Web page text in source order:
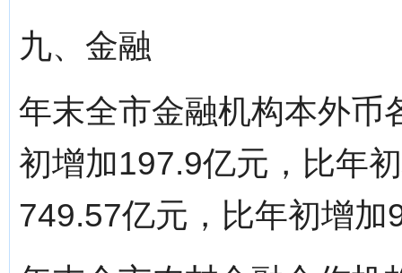
九、金融
年末全市金融机构本外币
初增加197.9亿元，比年
749.57亿元，比年初增